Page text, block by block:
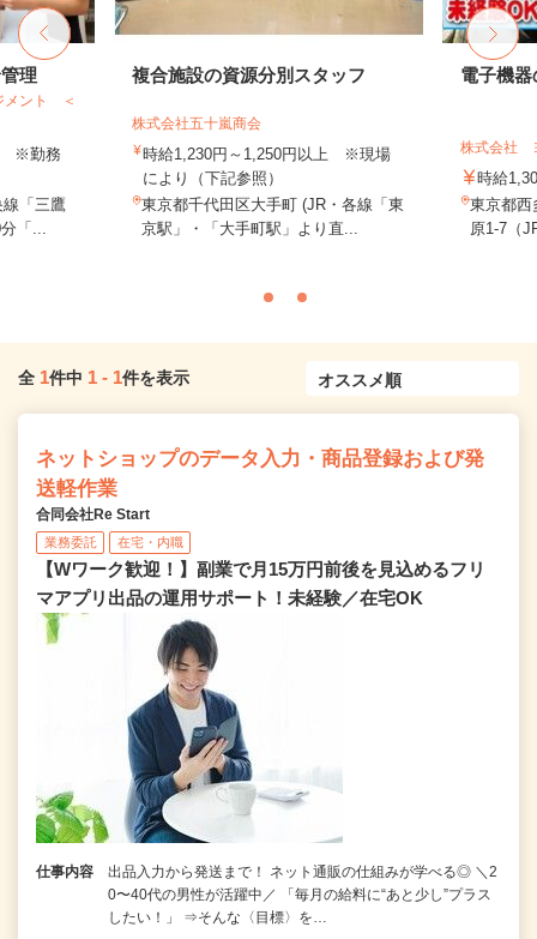
理
メント ＜
※勤務
「三鷹
「...
複合施設の資源分別スタッフ
株式会社五十嵐商会
時給1,230円～1,250円以上 ※現場
により（下記参照）
東京都千代田区大手町 (JR・各線「東
京駅」・「大手町駅」より直...
電子機
株式会社
時給
東京都西
原1-7（
全 1件中 1 - 1件を表示
ネットショップのデータ入力・商品登録および発
送軽作業
合同会社Re Start
業務委託 在宅・内職
【Wワーク歓迎！】副業で月15万円前後を見込めるフリ
マアプリ出品の運用サポート！未経験／在宅OK
仕事内容
出品入力から発送まで！ ネット通販の仕組みが学べる◎ ＼2
0〜40代の男性が活躍中／ 「毎月の給料に“あと少し”プラス
したい！」 ⇒そんな〈目標〉を…